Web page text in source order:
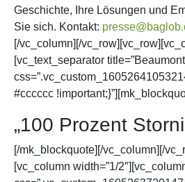
Geschichte, Ihre Lösungen und
Sie sich. Kontakt:
[/vc_column][/
[vc_text_separator
#cccccc
„100 Prozent
[/mk_blockquote][/vc_column][/
[vc_column width=”1/